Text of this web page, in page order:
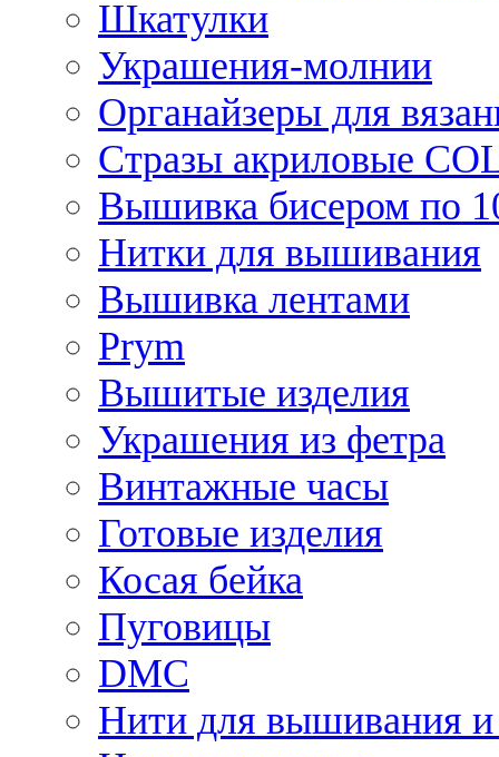
Шкатулки
Украшения-молнии
Органайзеры для
Стразы акриловые
Вышивка бисером по
Нитки для вышивания
Вышивка лентами
Prym
Вышитые изделия
Украшения из фетра
Винтажные часы
Готовые изделия
Косая бейка
Пуговицы
DMC
Нити для вышивания и